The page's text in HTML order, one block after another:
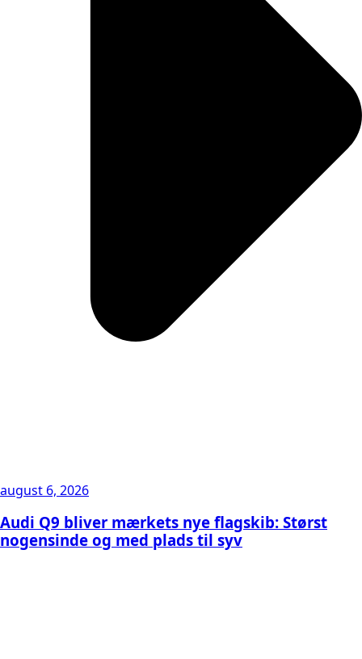
august 6, 2026
Audi Q9 bliver mærkets nye flagskib: Størst
nogensinde og med plads til syv